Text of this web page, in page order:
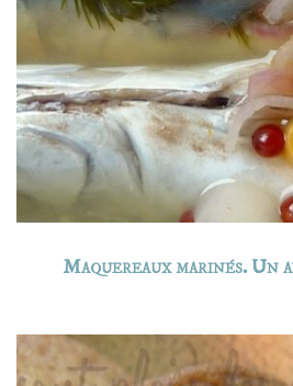
Maquereaux marinés. Un